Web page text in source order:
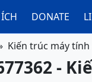
DONATE
Kiến trúc máy tính
-